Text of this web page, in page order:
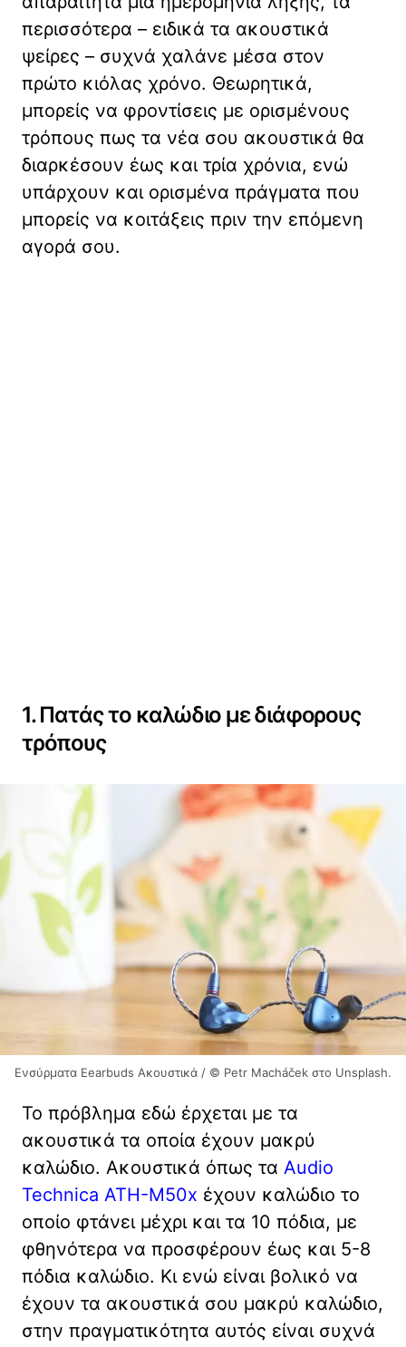
περισσότερα – ειδικά τα ακουστικά
ψείρες – συχνά χαλάνε μέσα στον
πρώτο κιόλας χρόνο. Θεωρητικά,
μπορείς να φροντίσεις με ορισμένους
τρόπους πως τα νέα σου ακουστικά θα
διαρκέσουν έως και τρία χρόνια, ενώ
υπάρχουν και ορισμένα πράγματα που
μπορείς να κοιτάξεις πριν την επόμενη
αγορά σου.
1. Πατάς το καλώδιο με διάφορους
τρόπους
Ενσύρματα Eearbuds Ακουστικά / © Petr Macháček στο Unsplash.
Το πρόβλημα εδώ έρχεται με τα
ακουστικά τα οποία έχουν μακρύ
καλώδιο. Ακουστικά όπως τα Audio
Technica ATH-M50x έχουν καλώδιο το
οποίο φτάνει μέχρι και τα 10 πόδια, με
φθηνότερα να προσφέρουν έως και 5-8
πόδια καλώδιο. Κι ενώ είναι βολικό να
έχουν τα ακουστικά σου μακρύ καλώδιο,
στην πραγματικότητα αυτός είναι συχνά